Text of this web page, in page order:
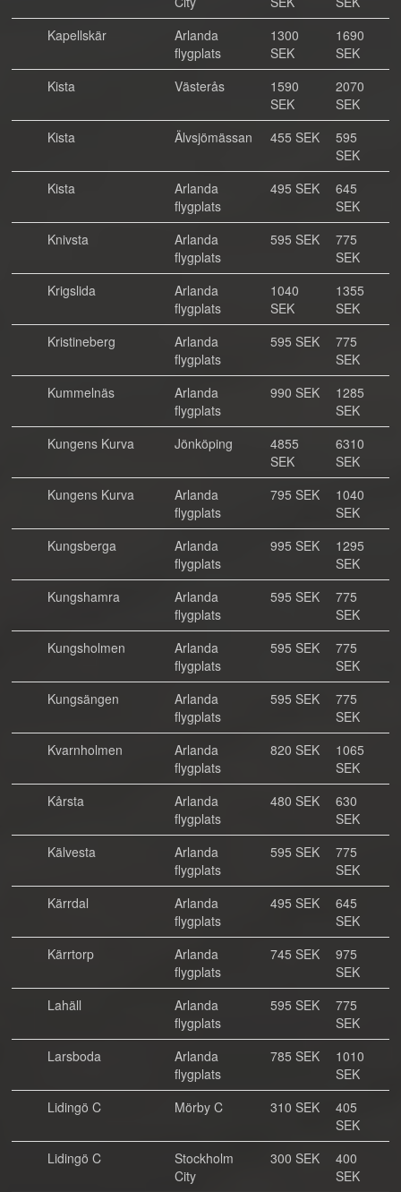
Kapellskär
Arlanda
flygplats
1300
SEK
1690
SEK
Kista
Västerås
1590
SEK
2070
SEK
Kista
Älvsjömässan 455 SEK
595
SEK
Kista
Arlanda
flygplats
495 SEK
645
SEK
Knivsta
Arlanda
flygplats
595 SEK
775
SEK
Krigslida
Arlanda
flygplats
1040
SEK
1355
SEK
Kristineberg
Arlanda
flygplats
595 SEK
775
SEK
Kummelnäs
Arlanda
flygplats
990 SEK
1285
SEK
Kungens Kurva
Jönköping
4855
SEK
6310
SEK
Kungens Kurva
Arlanda
flygplats
795 SEK
1040
SEK
Kungsberga
Arlanda
flygplats
995 SEK
1295
SEK
Kungshamra
Arlanda
flygplats
595 SEK
775
SEK
Kungsholmen
Arlanda
flygplats
595 SEK
775
SEK
Kungsängen
Arlanda
flygplats
595 SEK
775
SEK
Kvarnholmen
Arlanda
flygplats
820 SEK
1065
SEK
Kårsta
Arlanda
flygplats
480 SEK
630
SEK
Kälvesta
Arlanda
flygplats
595 SEK
775
SEK
Kärrdal
Arlanda
flygplats
495 SEK
645
SEK
Kärrtorp
Arlanda
flygplats
745 SEK
975
SEK
Lahäll
Arlanda
flygplats
595 SEK
775
SEK
Larsboda
Arlanda
flygplats
785 SEK
1010
SEK
Lidingö C
Mörby C 310 SEK
405
SEK
Lidingö C
Stockholm
City
300 SEK
400
SEK